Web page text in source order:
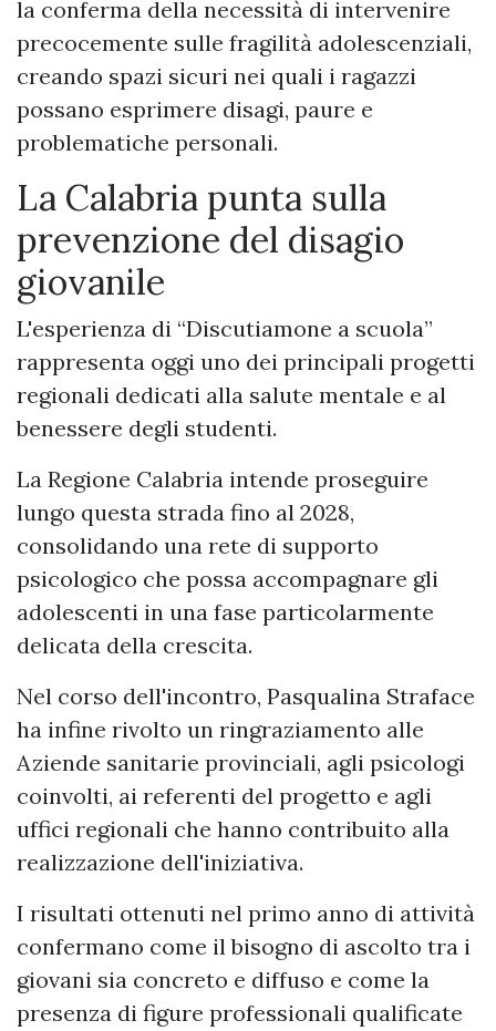
la conferma della necessità di intervenire
precocemente sulle fragilità adolescenziali,
creando spazi sicuri nei quali i ragazzi
possano esprimere disagi, paure e
problematiche personali.
La Calabria punta sulla
prevenzione del disagio
giovanile
L'esperienza di “Discutiamone a scuola”
rappresenta oggi uno dei principali progetti
regionali dedicati alla salute mentale e al
benessere degli studenti.
La Regione Calabria intende proseguire
lungo questa strada fino al 2028,
consolidando una rete di supporto
psicologico che possa accompagnare gli
adolescenti in una fase particolarmente
delicata della crescita.
Nel corso dell'incontro, Pasqualina Straface
ha infine rivolto un ringraziamento alle
Aziende sanitarie provinciali, agli psicologi
coinvolti, ai referenti del progetto e agli
uffici regionali che hanno contribuito alla
realizzazione dell'iniziativa.
I risultati ottenuti nel primo anno di attività
confermano come il bisogno di ascolto tra i
giovani sia concreto e diffuso e come la
presenza di figure professionali qualificate